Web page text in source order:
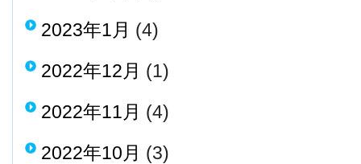
2023年1月 (4)
2022年12月 (1)
2022年11月 (4)
2022年10月 (3)